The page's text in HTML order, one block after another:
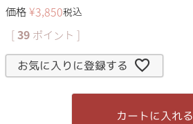
価格 ¥3,850税込
[ 39 ポイント ]
お気に入りに登録する
カートに入れる